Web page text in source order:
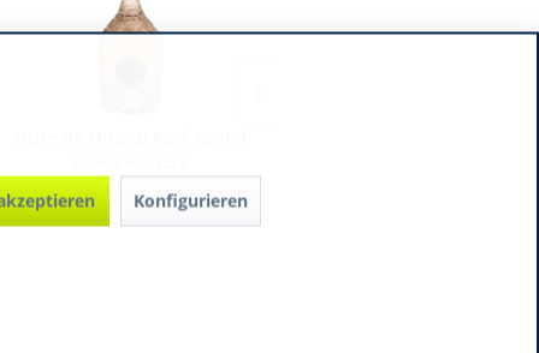
Konfigurieren